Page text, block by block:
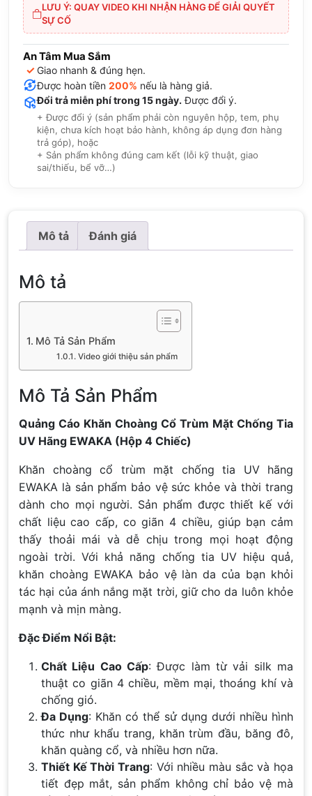
LƯU Ý: QUAY VIDEO KHI NHẬN HÀNG ĐỂ GIẢI QUYẾT
SỰ CỐ
An Tâm Mua Sắm
✓ Giao nhanh & đúng hẹn.
Được hoàn tiền 200% nếu là hàng giả.
Đổi trả miễn phí trong 15 ngày. Được đổi ý.
+ Được đổi ý (sản phẩm phải còn nguyên hộp, tem, phụ
kiện, chưa kích hoạt bảo hành, không áp dụng đơn hàng
trả góp), hoặc
+ Sản phẩm không đúng cam kết (lỗi kỹ thuật, giao
sai/thiếu, bể vỡ…)
Mô tả Đánh giá
Mô tả
Mô Tả Sản Phẩm
Video giới thiệu sản phẩm
Mô Tả Sản Phẩm
Quảng Cáo Khăn Choàng Cổ Trùm Mặt Chống Tia
UV Hãng EWAKA (Hộp 4 Chiếc)
Khăn choàng cổ trùm mặt chống tia UV hãng
EWAKA là sản phẩm bảo vệ sức khỏe và thời trang
dành cho mọi người. Sản phẩm được thiết kế với
chất liệu cao cấp, co giãn 4 chiều, giúp bạn cảm
thấy thoải mái và dễ chịu trong mọi hoạt động
ngoài trời. Với khả năng chống tia UV hiệu quả,
khăn choàng EWAKA bảo vệ làn da của bạn khỏi
tác hại của ánh nắng mặt trời, giữ cho da luôn khỏe
mạnh và mịn màng.
Đặc Điểm Nổi Bật:
Chất Liệu Cao Cấp: Được làm từ vải silk ma
thuật co giãn 4 chiều, mềm mại, thoáng khí và
chống gió.
Đa Dụng: Khăn có thể sử dụng dưới nhiều hình
thức như khẩu trang, khăn trùm đầu, băng đô,
khăn quàng cổ, và nhiều hơn nữa.
Thiết Kế Thời Trang: Với nhiều màu sắc và họa
tiết đẹp mắt, sản phẩm không chỉ bảo vệ mà